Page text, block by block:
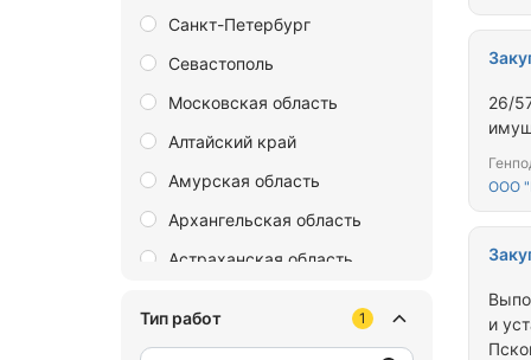
Санкт-Петербург
Севастополь
Московская область
Алтайский край
Амурская область
Архангельская область
Астраханская область
Тип работ 1
26/
ООО
и